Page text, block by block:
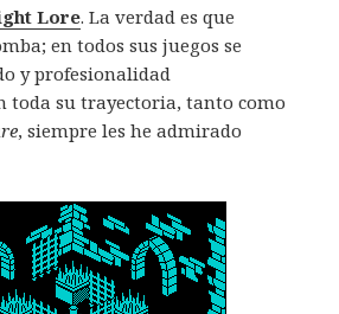
Lore. La verdad es que
en todos sus juegos se
y profesionalidad
toda su trayectoria, tanto como
, siempre les he admirado